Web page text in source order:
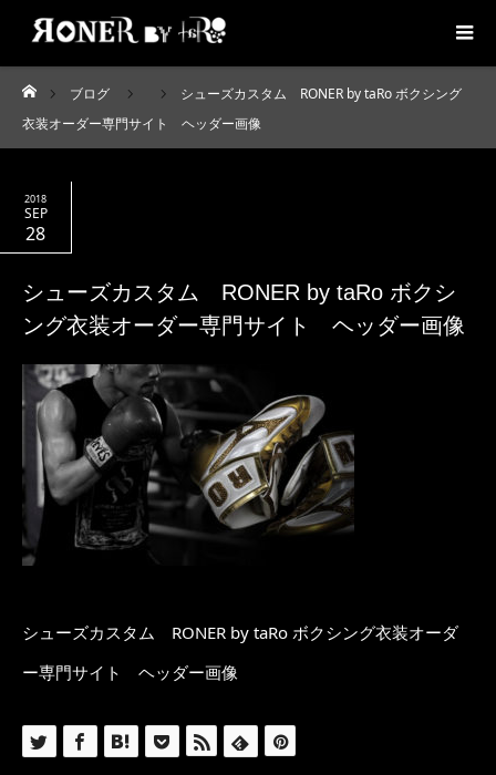
ホーム
ブログ
シューズカスタム RONER by taRo ボクシング
衣装オーダー専門サイト ヘッダー画像
2018
SEP
28
シューズカスタム RONER by taRo ボクシ
ング衣装オーダー専門サイト ヘッダー画像
シューズカスタム RONER by taRo ボクシング衣装オーダ
ー専門サイト ヘッダー画像